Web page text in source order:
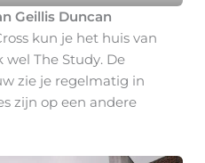
Geillis Duncan
kun je het huis van
wel The Study. De
zie je regelmatig in
zijn op een andere